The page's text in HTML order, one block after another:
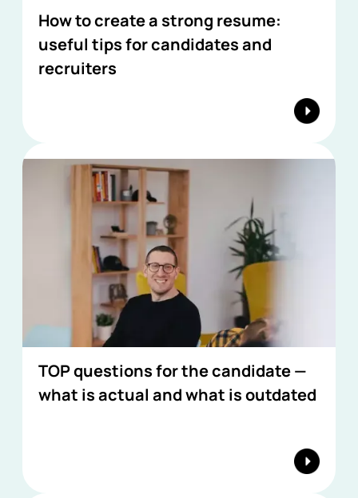
How to create a strong resume:
useful tips for candidates and
recruiters
TOP questions for the candidate —
what is actual and what is outdated